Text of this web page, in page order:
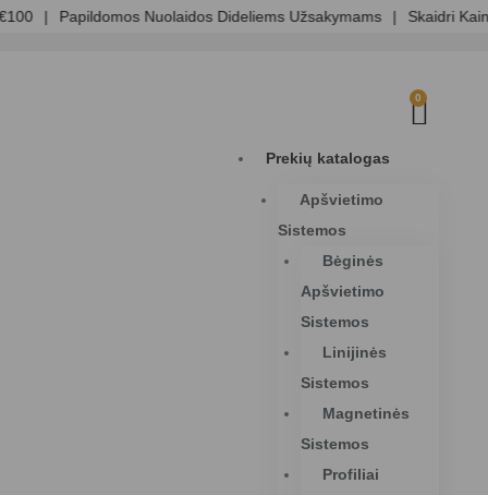
| Papildomos Nuolaidos Dideliems Užsakymams | Skaidri
0
Prekių katalogas
Apšvietimo
Sistemos
Bėginės
Apšvietimo
Sistemos
Linijinės
Sistemos
Magnetinės
Sistemos
Profiliai